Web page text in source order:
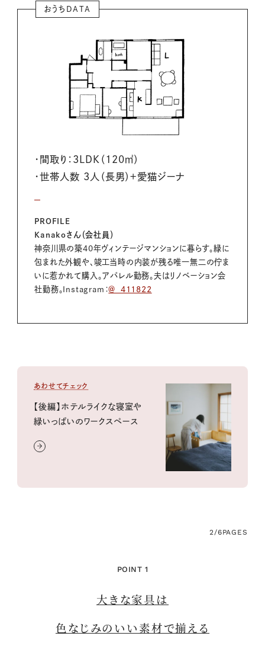
おうちDATA
・間取り：3LDK（120㎡）
・世帯人数 3人（長男）＋愛猫ジーナ
PROFILE
Kanakoさん（会社員）
神奈川県の築40年ヴィンテージマンションに暮らす。緑に
包まれた外観や、竣工当時の内装が残る唯一無二の佇ま
いに惹かれて購入。アパレル勤務。夫はリノベーション会
社勤務。Instagram：＠_411822
あわせてチェック
【後編】ホテルライクな寝室や
緑いっぱいのワークスペース
2/6PAGES
POINT 1
大きな家具は
色なじみのいい素材で揃える